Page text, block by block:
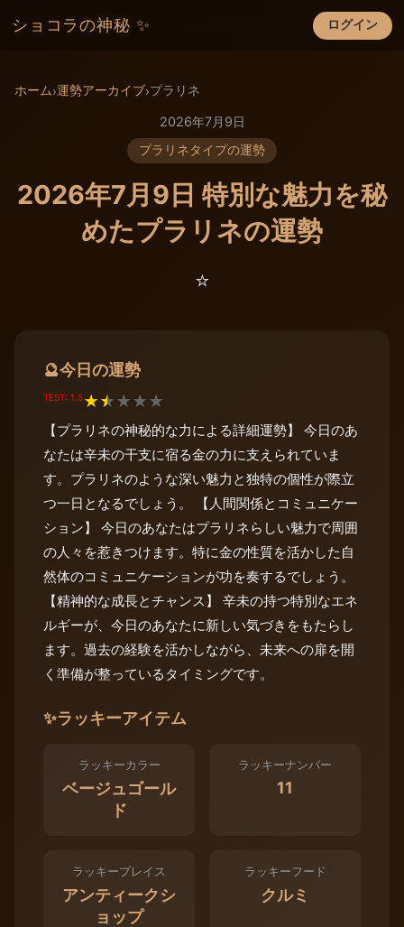
ショコラの神秘 ✨ ログイン
×
ホーム›運勢アーカイブ›プラリネ
2026年7月9日
プラリネタイプの運勢
2026年7月9日 特別な魅力を秘
めたプラリネの運勢
⭐️
🔮今日の運勢
TEST: 1.5★★★★★
【プラリネの神秘的な力による詳細運勢】 今日のあ
なたは辛未の干支に宿る金の力に支えられていま
す。プラリネのような深い魅力と独特の個性が際立
つ一日となるでしょう。 【人間関係とコミュニケー
ション】 今日のあなたはプラリネらしい魅力で周囲
の人々を惹きつけます。特に金の性質を活かした自
然体のコミュニケーションが功を奏するでしょう。
【精神的な成長とチャンス】 辛未の持つ特別なエネ
ルギーが、今日のあなたに新しい気づきをもたらし
ます。過去の経験を活かしながら、未来への扉を開
く準備が整っているタイミングです。
✨ラッキーアイテム
ラッキーカラー
ベージュゴール
ド
ラッキーナンバー
11
ラッキープレイス
アンティークシ
ョップ
ラッキーフード
クルミ